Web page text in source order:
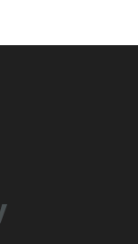
wa pamoja wa
wa wagombea wa